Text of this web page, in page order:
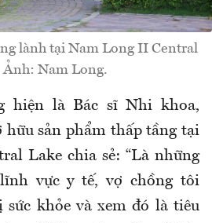
lành tại Nam Long II Central
Ảnh: Nam Long.
hiện là Bác sĩ Nhi khoa,
hữu sản phẩm thấp tầng tại
Lake chia sẻ: “Là những
vực y tế, vợ chồng tôi
sức khỏe và xem đó là tiêu